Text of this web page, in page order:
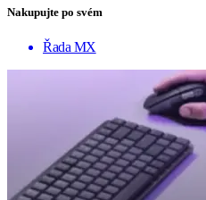
Nakupujte po svém
Řada MX